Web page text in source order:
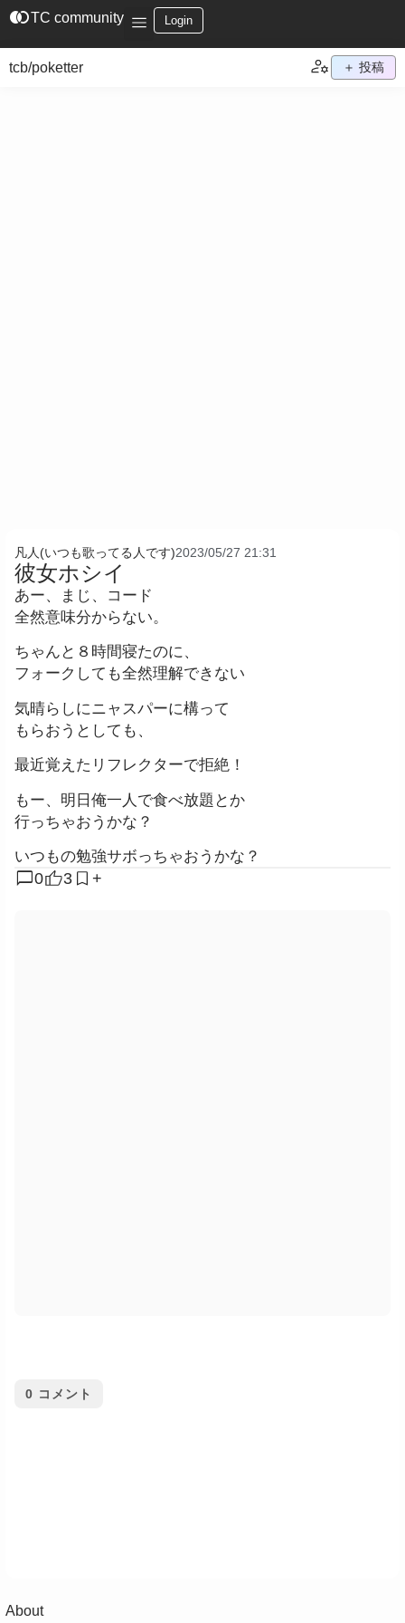
join_leftTC community Login
tcb/poketter ＋ 投稿
凡人(いつも歌ってる人です)2023/05/27 21:31
彼女ホシイ
あー、まじ、コード
全然意味分からない。
ちゃんと８時間寝たのに、
フォークしても全然理解できない
気晴らしにニャスパーに構って
もらおうとしても、
最近覚えたリフレクターで拒絶！
もー、明日俺一人で食べ放題とか
行っちゃおうかな？
いつもの勉強サボっちゃおうかな？
chat_bubble0 3 +
0 コメント
About